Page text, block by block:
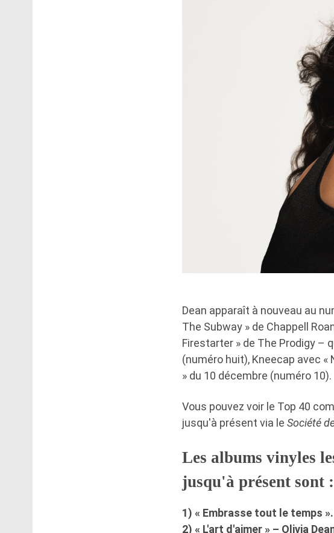
Dean apparaît à nouveau au
The Subway » de Chappell
Firestarter » de The Prodigy –
(numéro huit), Kneecap avec «
» du 10 décembre (numéro 10).
Vous pouvez voir le Top 40
jusqu'à présent via le Société
Les albums vinyles
jusqu'à présent sont :
1) « Embrasse tout le temps
2) « L'art d'aimer » – Olivia